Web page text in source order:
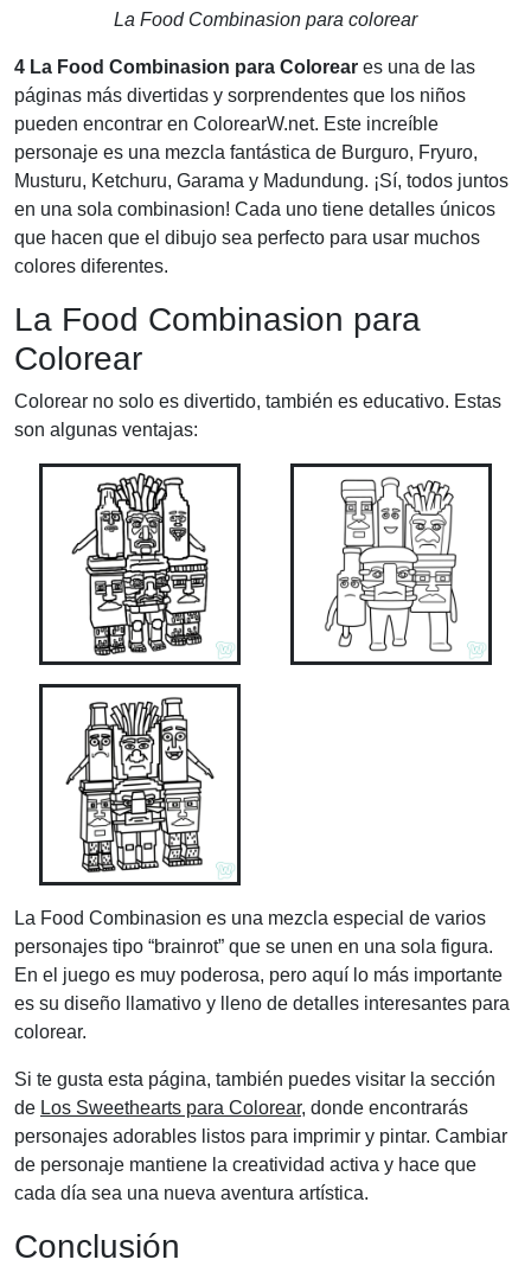
La Food Combinasion para colorear
4 La Food Combinasion para Colorear es una de las
páginas más divertidas y sorprendentes que los niños
pueden encontrar en ColorearW.net. Este increíble
personaje es una mezcla fantástica de Burguro, Fryuro,
Musturu, Ketchuru, Garama y Madundung. ¡Sí, todos juntos
en una sola combinasion! Cada uno tiene detalles únicos
que hacen que el dibujo sea perfecto para usar muchos
colores diferentes.
La Food Combinasion para
Colorear
Colorear no solo es divertido, también es educativo. Estas
son algunas ventajas:
La Food Combinasion es una mezcla especial de varios
personajes tipo “brainrot” que se unen en una sola figura.
En el juego es muy poderosa, pero aquí lo más importante
es su diseño llamativo y lleno de detalles interesantes para
colorear.
Si te gusta esta página, también puedes visitar la sección
de Los Sweethearts para Colorear, donde encontrarás
personajes adorables listos para imprimir y pintar. Cambiar
de personaje mantiene la creatividad activa y hace que
cada día sea una nueva aventura artística.
Conclusión